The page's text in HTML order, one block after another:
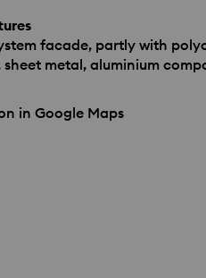
facade, partly with
sheet metal, aluminium
in Google Maps